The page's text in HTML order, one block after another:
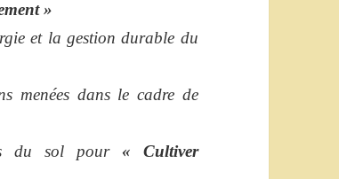
»
et la gestion durable du
menées dans le cadre de
du sol pour « Cultiver